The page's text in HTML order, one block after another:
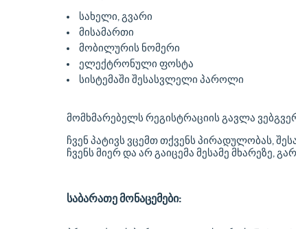
სახელი, გვარი
მისამართი
მობილურის ნომერი
ელექტრონული ფოსტა
სისტემაში შესასვლელი პაროლი
მომხმარებელს რეგისტრაციის გავლა
ჩვენ პატივს ვცემთ თქვენს პირადულობას,
ჩვენს მიერ და არ გაიცემა მესამე მხარეზე,
საბარათე მონაცემები: